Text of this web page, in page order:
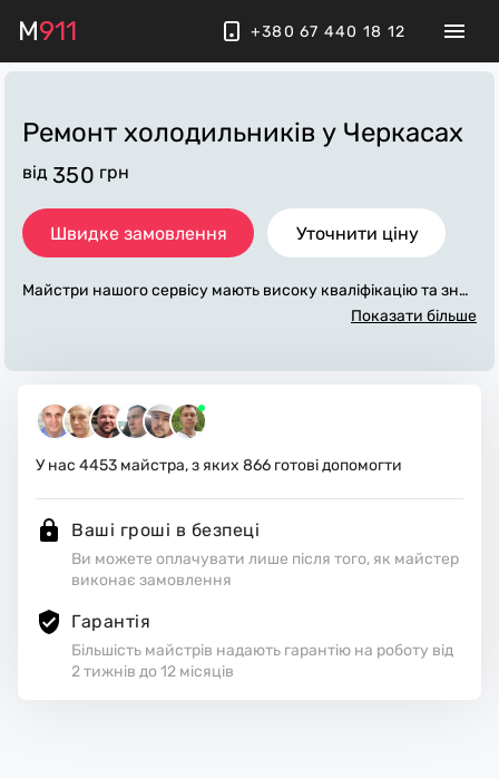
M911 +380 67 440 18 12
Ремонт холодильників у Черкасах
від 350 грн
Швидке замовлення Уточнити ціну
Майстри нашого сервісу мають високу кваліфікацію та знач
ний досвід у обслуговуванні, діагностиці та ремонту холод
Показати більше
У нас 4453 майстра, з яких 866 готові допомогти
Ваші гроші в безпеці
Ви можете оплачувати лише після того, як майстер
виконає замовлення
Гарантія
Більшість майстрів надають гарантію на роботу від
2 тижнів до 12 місяців